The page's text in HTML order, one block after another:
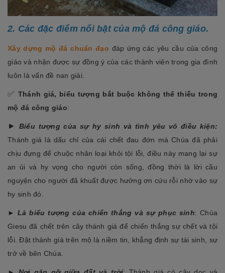
2. Các đặc điểm nổi bật của mộ đá công giáo.
Xây dựng mộ đá chuẩn đạo đáp ứng các yêu cầu của công
giáo và nhận được sự đồng ý của các thành viên trong gia đình
luôn là vấn đề nan giải.
✅ Thánh giá, biểu tượng bắt buộc không thể thiếu trong
mộ đá công giáo:
► Biểu tượng của sự hy sinh và tình yêu vô điều kiện:
Thánh giá là dấu chỉ của cái chết đau đớn mà Chúa đã phải
chịu đựng để chuộc nhân loại khỏi tội lỗi, điều này mang lại sự
an ủi và hy vọng cho người còn sống, đồng thời là lời cầu
nguyện cho người đã khuất được hưởng ơn cứu rỗi nhờ vào sự
hy sinh đó.
► Là biểu tượng của chiến thắng và sự phục sinh: Chúa
Giesu đã chết trên cây thánh giá để chiến thắng sự chết và tội
lỗi. Đặt thánh giá trên mộ là niềm tin, khẳng định sự tái sinh, sự
trở về bên Chúa.